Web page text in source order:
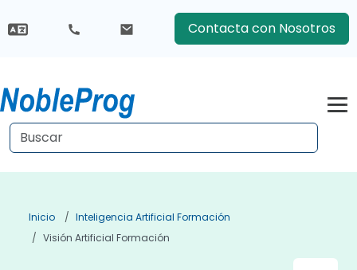
Contacta con Nosotros
Inicio
Inteligencia Artificial Formación
Visión Artificial Formación